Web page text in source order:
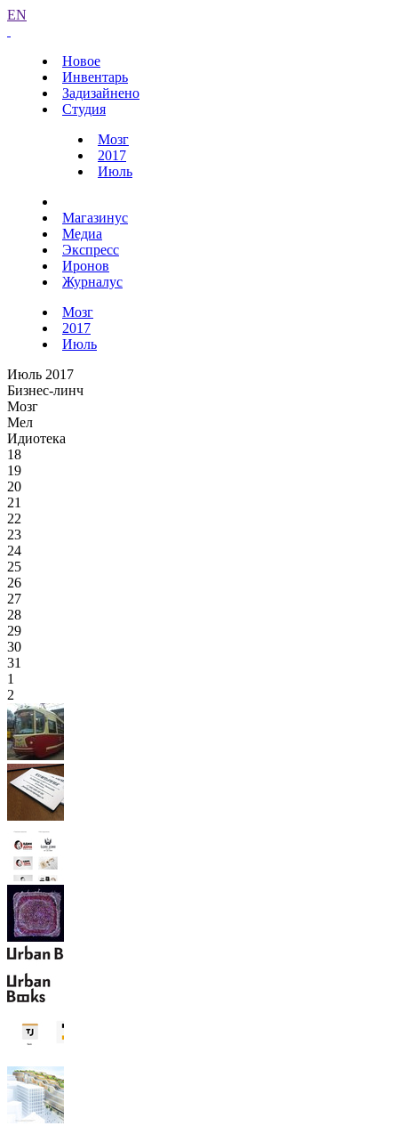
EN
Новое
Инвентарь
Задизайнено
Студия
Мозг
2017
Июль
Магазинус
Медиа
Экспресс
Иронов
Журналус
Мозг
2017
Июль
Июль 2017
Бизнес-линч
Мозг
Мел
Идиотека
18
19
20
21
22
23
24
25
26
27
28
29
30
31
1
2